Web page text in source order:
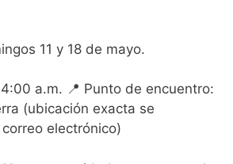
11 y 18 de mayo.
a.m. 📍 Punto de encuentro:
(ubicación exacta se
electrónico)